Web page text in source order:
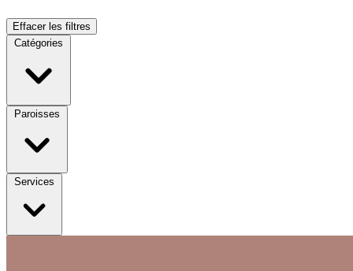
Effacer les filtres
Catégories
Paroisses
Services